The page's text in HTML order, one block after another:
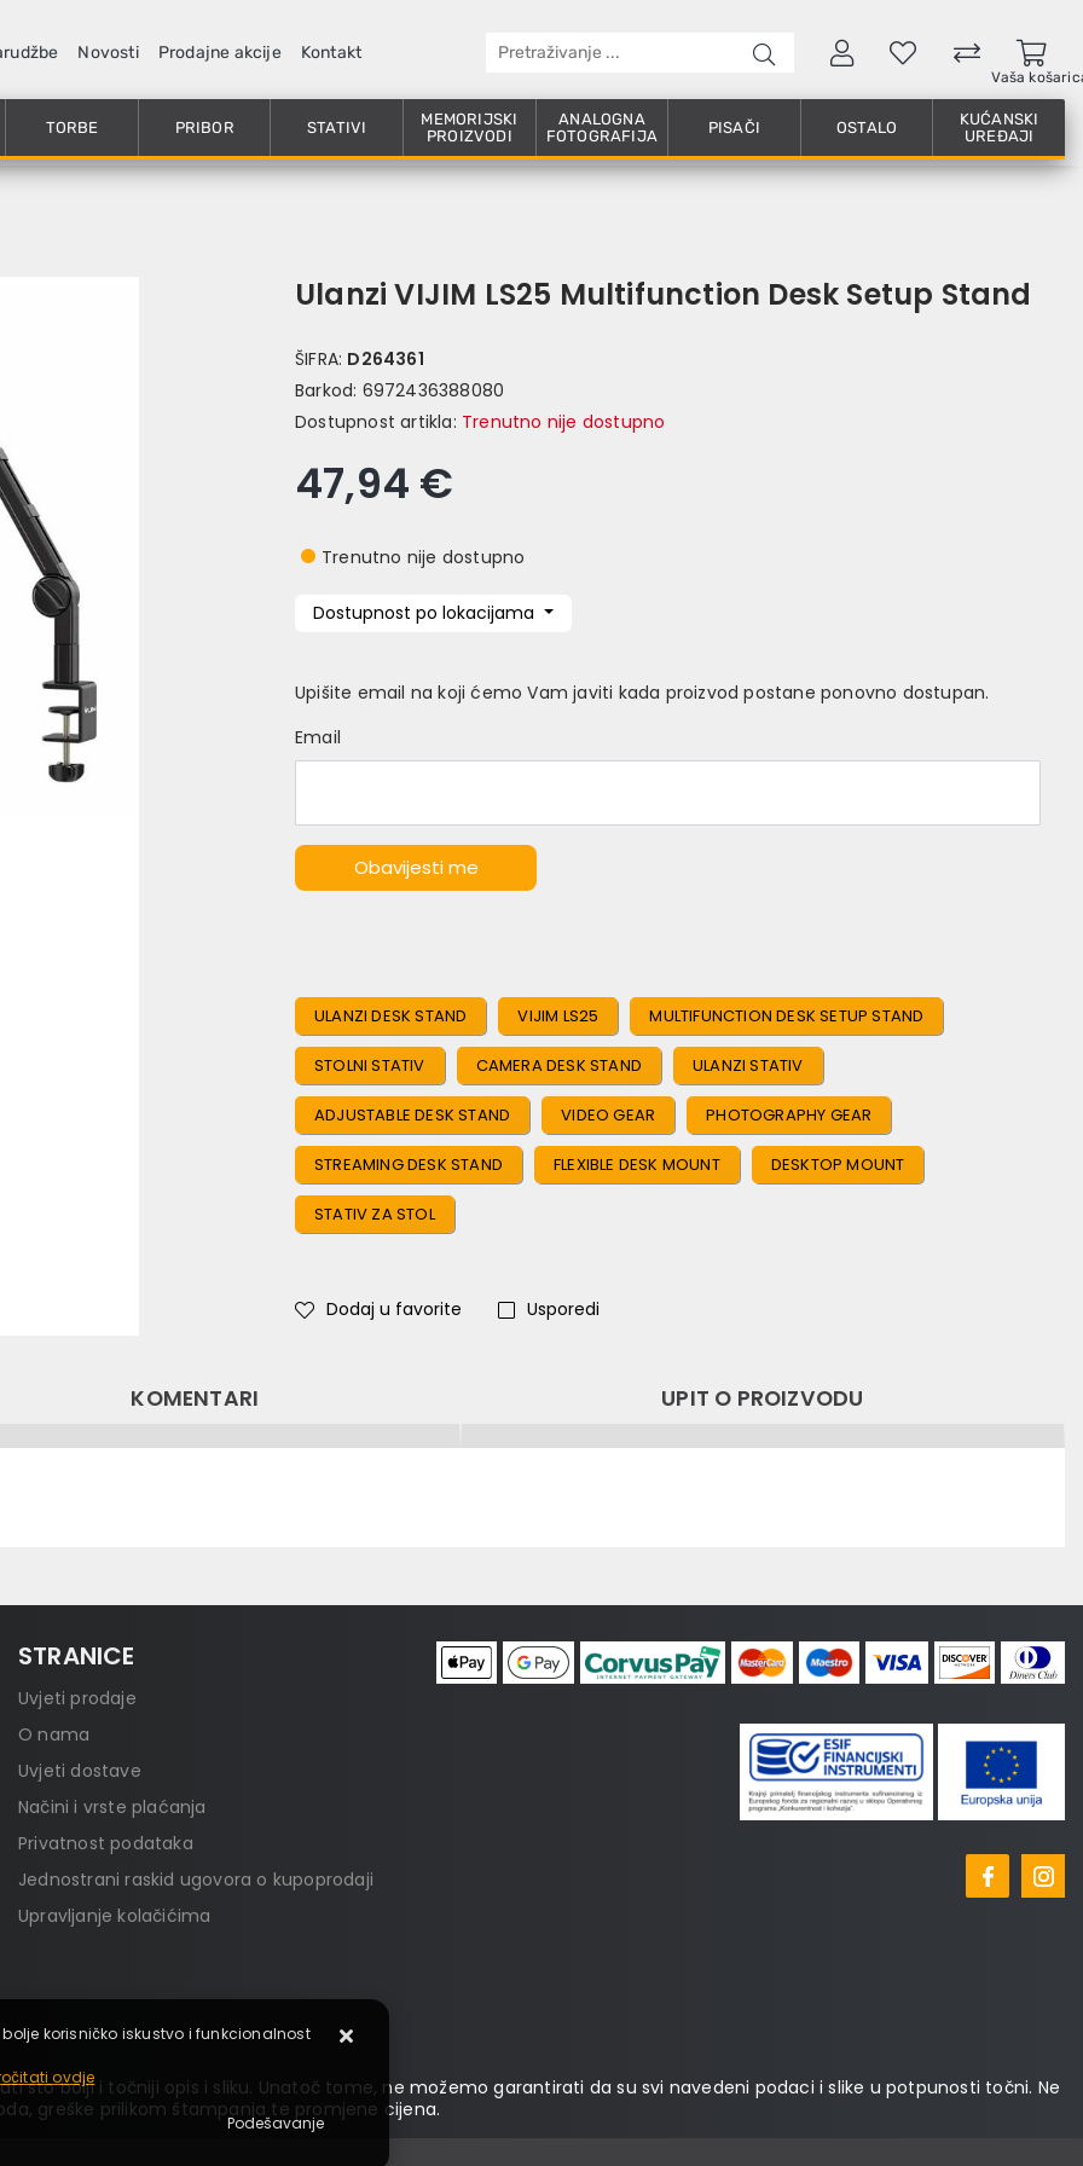
Novosti Prodajne akcije Kontakt
Vaša
TORBE PRIBOR STATIVI
MEMORIJSKI
PROIZVODI
ANALOGNA
FOTOGRAFIJA
PISAČI OSTALO
KUĆANSKI
UREĐAJI
Ulanzi VIJIM LS25 Multifunction Desk Setup Stand
ŠIFRA: D264361
Barkod: 6972436388080
Dostupnost artikla: Trenutno nije dostupno
47,94 €
Trenutno nije dostupno
Dostupnost po lokacijama
Upišite email na koji ćemo Vam javiti kada proizvod postane ponovno dostupan.
Email
Obavijesti me
ULANZI DESK STAND VIJIM LS25 MULTIFUNCTION DESK SETUP STAND
STOLNI STATIV CAMERA DESK STAND ULANZI STATIV
ADJUSTABLE DESK STAND VIDEO GEAR PHOTOGRAPHY GEAR
STREAMING DESK STAND FLEXIBLE DESK MOUNT DESKTOP MOUNT
STATIV ZA STOL
Dodaj u favorite Usporedi
KOMENTARI UPIT O PROIZVODU
STRANICE
Uvjeti prodaje
O nama
Uvjeti dostave
Načini i vrste plaćanja
Privatnost podataka
Jednostrani raskid ugovora o kupoprodaji
Upravljanje kolačićima
što bolji i točniji opis i sliku. Unatoč tome, ne možemo garantirati da su svi navedeni podaci i slike u potpunosti točni. Ne
greške prilikom štampanja te promjene cijena.
korisničko iskustvo i funkcionalnost
ovdje
Podešavanje